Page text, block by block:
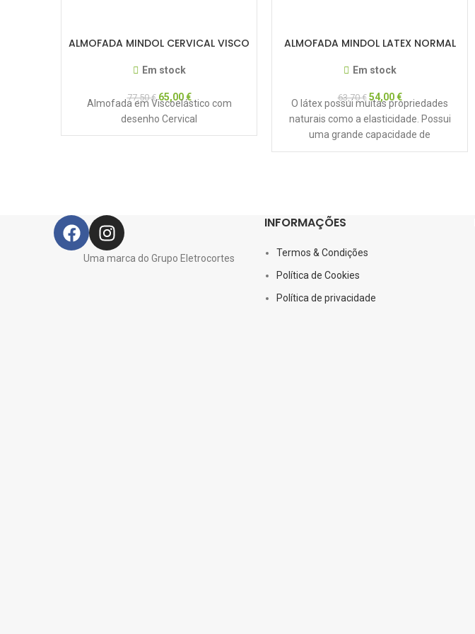
ALMOFADA MINDOL CERVICAL VISCO
Em stock
77,50€ 65,00€
Almofada em Viscoelástico com
desenho Cervical
ALMOFADA MINDOL LATEX NORMAL
Em stock
63,70€ 54,00€
O látex possui muitas propriedades
naturais como a elasticidade. Possui
uma grande capacidade de
recuperação, independentemente da
Uma marca do Grupo Eletrocortes
INFORMAÇÕES
Termos & Condições
Política de Cookies
Política de privacidade